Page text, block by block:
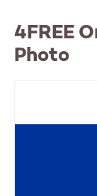
4FREE
Photo